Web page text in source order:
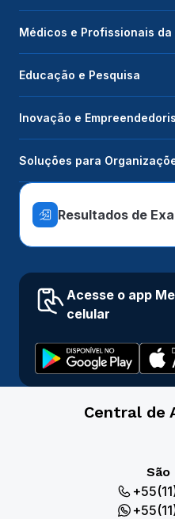
Médicos e Profissionais da
Educação e Pesquisa
Inovação e
Soluções para
Resultados de
Acesse o app
celular
Central de
São